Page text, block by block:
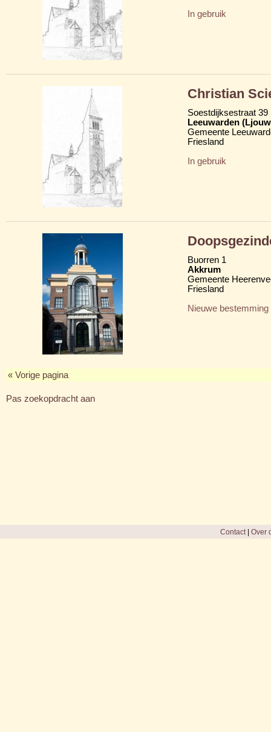
In gebruik
Christian
Soestdijksestraat 39
Leeuwarden
Gemeente
Friesland
In gebruik
Buorren 1
Akkrum
Gemeente
Friesland
Nieuwe bestemming
« Vorige pagina
Pas zoekopdracht aan
Contact| Over